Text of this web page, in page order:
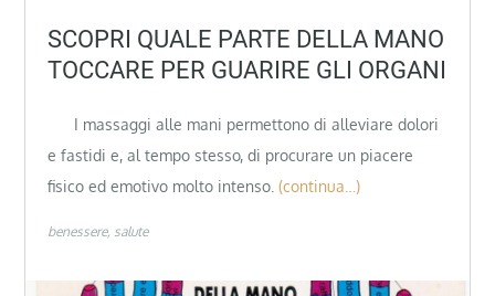
SCOPRI QUALE PARTE DELLA MANO
TOCCARE PER GUARIRE GLI ORGANI
I massaggi alle mani permettono di alleviare dolori
e fastidi e, al tempo stesso, di procurare un piacere
fisico ed emotivo molto intenso. (continua…)
benessere salute